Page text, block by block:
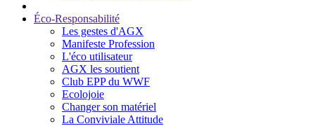
Éco-Responsabilité
Les gestes d'AGX
Manifeste Profession
L'éco utilisateur
AGX les soutient
Club EPP du WWF
Ecolojoie
Changer son matériel
La Conviviale Attitude